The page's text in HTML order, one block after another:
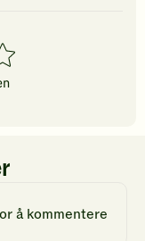
å kommentere